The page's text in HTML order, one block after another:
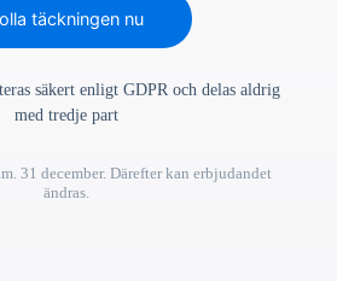
täckningen nu
säkert enligt GDPR och delas aldrig
med tredje part
31 december. Därefter kan erbjudandet
ändras.